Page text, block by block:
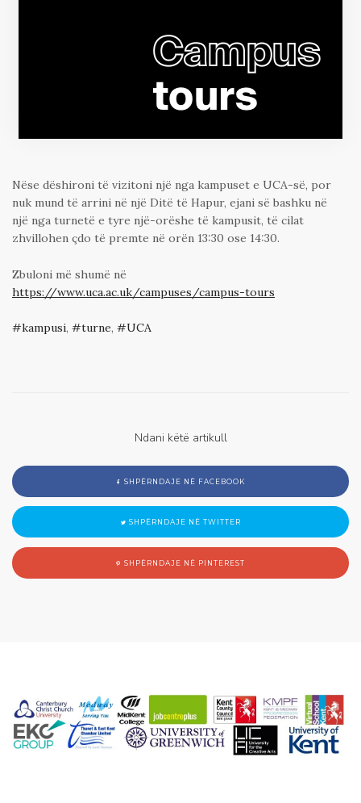
Nëse dëshironi të vizitoni një nga kampuset e UCA-së, por
nuk mund të arrini në një Ditë të Hapur, ejani së bashku në
një nga turnetë e tyre një-orëshe të kampusit, të cilat
zhvillohen çdo të premte në orën 13:30 ose 14:30.
Zbuloni më shumë në
https://www.uca.ac.uk/campuses/campus-tours
kampusi, turne, UCA
Ndani këtë artikull
SHPËRNDAJE NË FACEBOOK
SHPËRNDAJE NË TWITTER
SHPËRNDAJE NË PINTEREST